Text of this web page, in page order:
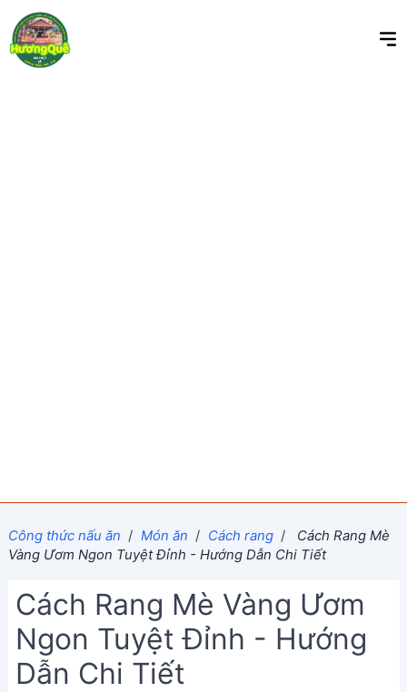
Công thức nấu ăn / Món ăn / Cách rang /
Cách Rang Mè
Vàng Ươm Ngon Tuyệt Đỉnh - Hướng Dẫn Chi Tiết
Cách Rang Mè Vàng Ươm
Ngon Tuyệt Đỉnh - Hướng
Dẫn Chi Tiết